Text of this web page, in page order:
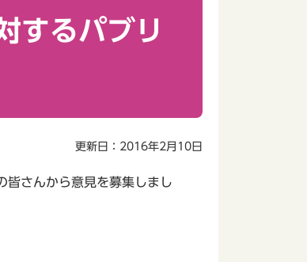
するパブリ
更新日：2016年2月10日
さんから意見を募集しまし